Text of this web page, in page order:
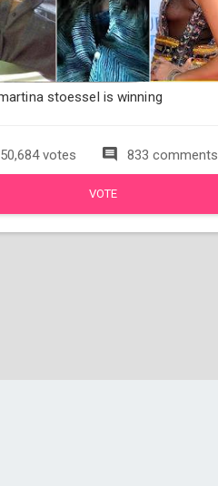
stoessel is winning
50,684 votes 833 comments
VOTE